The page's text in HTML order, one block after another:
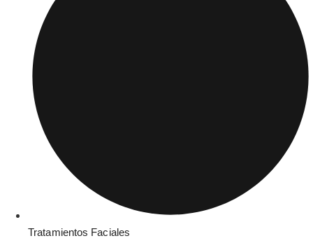
Tratamientos Faciales